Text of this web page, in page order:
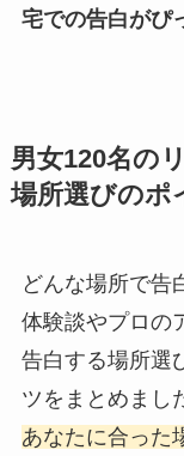
宅での告白がぴ
男女120名の
場所選びのポ
どんな場所で告
体験談やプロの
告白する場所選
ツをまとめまし
あなたに合った